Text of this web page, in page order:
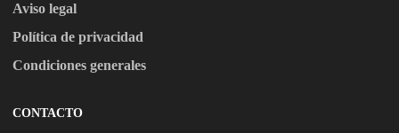
Aviso legal
Política de privacidad
Condiciones generales
CONTACTO